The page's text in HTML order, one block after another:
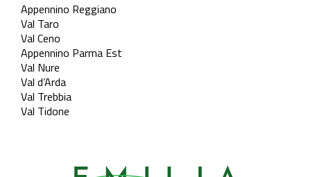
Appennino Reggiano
Val Taro
Val Ceno
Appennino Parma Est
Val Nure
Val d’Arda
Val Trebbia
Val Tidone